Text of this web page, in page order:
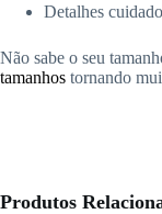
Detalhes
Não sabe o seu
tamanhos tornando
Produtos